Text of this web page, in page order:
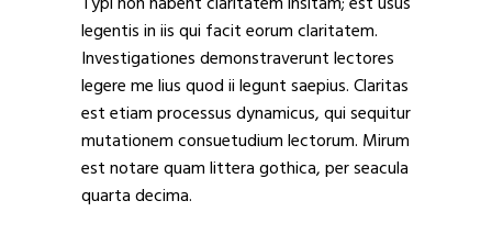
legentis in iis qui facit eorum claritatem.
Investigationes demonstraverunt lectores
legere me lius quod ii legunt saepius. Claritas
est etiam processus dynamicus, qui sequitur
mutationem consuetudium lectorum. Mirum
est notare quam littera gothica, per seacula
quarta decima.